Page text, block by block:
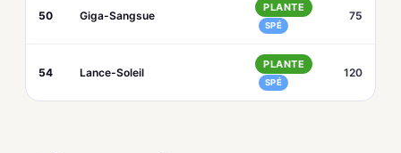
50 Giga-Sangsue
PLANTE
SPÉ
75
54 Lance-Soleil
PLANTE
SPÉ
120